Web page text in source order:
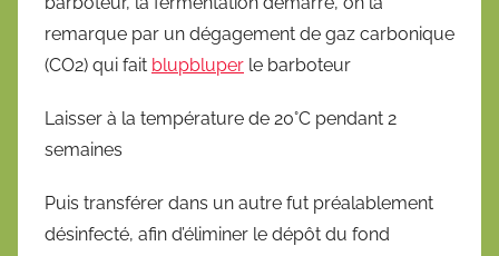
remarque par un dégagement de gaz carbonique
(CO2) qui fait blupbluper le barboteur
Laisser à la température de 20°C pendant 2
semaines
Puis transférer dans un autre fut préalablement
désinfecté, afin d’éliminer le dépôt du fond